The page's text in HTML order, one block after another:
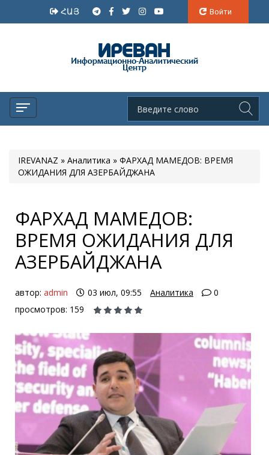
ՀԱՅ Войти
IREVANAZ » Аналитика » ФАРХАД МАМЕДОВ: ВРЕМЯ
ОЖИДАНИЯ ДЛЯ АЗЕРБАЙДЖАНА
ФАРХАД МАМЕДОВ:
ВРЕМЯ ОЖИДАНИЯ ДЛЯ
АЗЕРБАЙДЖАНА
автор: admin 03 июл, 09:55 Аналитика
0
просмотров: 159